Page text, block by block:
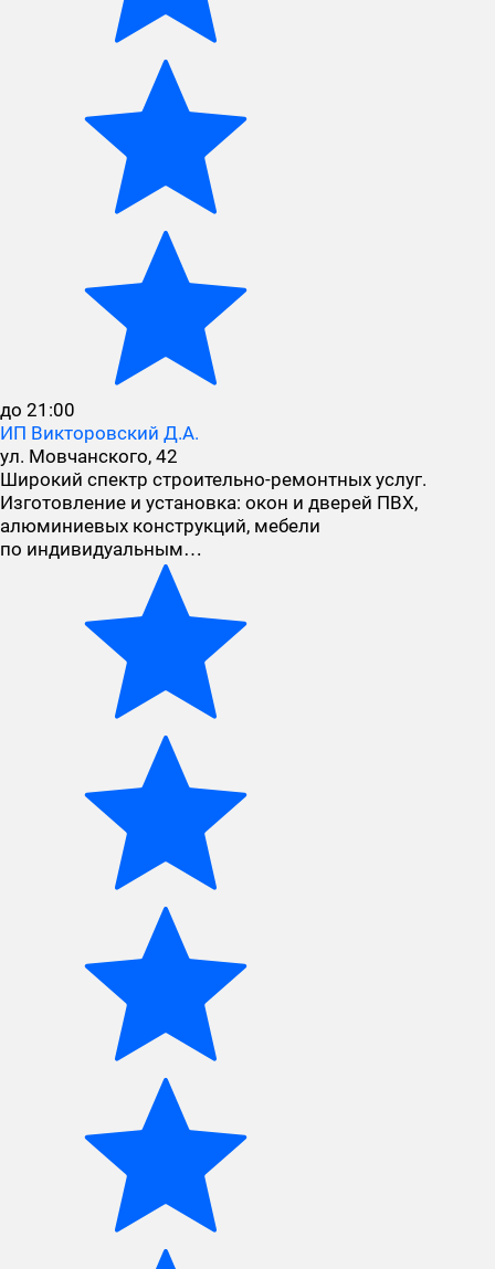
до 21:00
ИП Викторовский Д.А.
ул. Мовчанского, 42
Широкий спектр строительно-ремонтных услуг.
Изготовление и установка: окон и дверей ПВХ,
алюминиевых конструкций, мебели
по индивидуальным…